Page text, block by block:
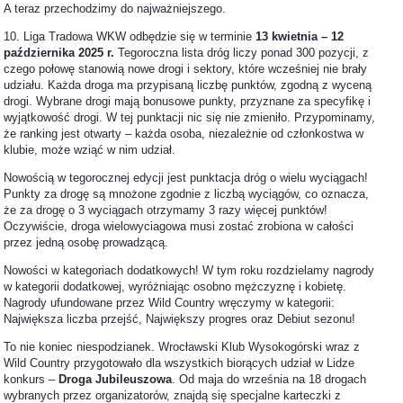
A teraz przechodzimy do najważniejszego.
10. Liga Tradowa WKW odbędzie się w terminie 13 kwietnia – 12
października 2025 r. Tegoroczna lista dróg liczy ponad 300 pozycji, z
czego połowę stanowią nowe drogi i sektory, które wcześniej nie brały
udziału. Każda droga ma przypisaną liczbę punktów, zgodną z wyceną
drogi. Wybrane drogi mają bonusowe punkty, przyznane za specyfikę i
wyjątkowość drogi. W tej punktacji nic się nie zmieniło. Przypominamy,
że ranking jest otwarty – każda osoba, niezależnie od członkostwa w
klubie, może wziąć w nim udział.
Nowością w tegorocznej edycji jest punktacja dróg o wielu wyciągach!
Punkty za drogę są mnożone zgodnie z liczbą wyciągów, co oznacza,
że za drogę o 3 wyciągach otrzymamy 3 razy więcej punktów!
Oczywiście, droga wielowyciagowa musi zostać zrobiona w całości
przez jedną osobę prowadzącą.
Nowości w kategoriach dodatkowych! W tym roku rozdzielamy nagrody
w kategorii dodatkowej, wyróżniając osobno mężczyznę i kobietę.
Nagrody ufundowane przez Wild Country wręczymy w kategorii:
Największa liczba przejść, Największy progres oraz Debiut sezonu!
To nie koniec niespodzianek. Wrocławski Klub Wysokogórski wraz z
Wild Country przygotowało dla wszystkich biorących udział w Lidze
konkurs – Droga Jubileuszowa . Od maja do września na 18 drogach
wybranych przez organizatorów, znajdą się specjalne karteczki z